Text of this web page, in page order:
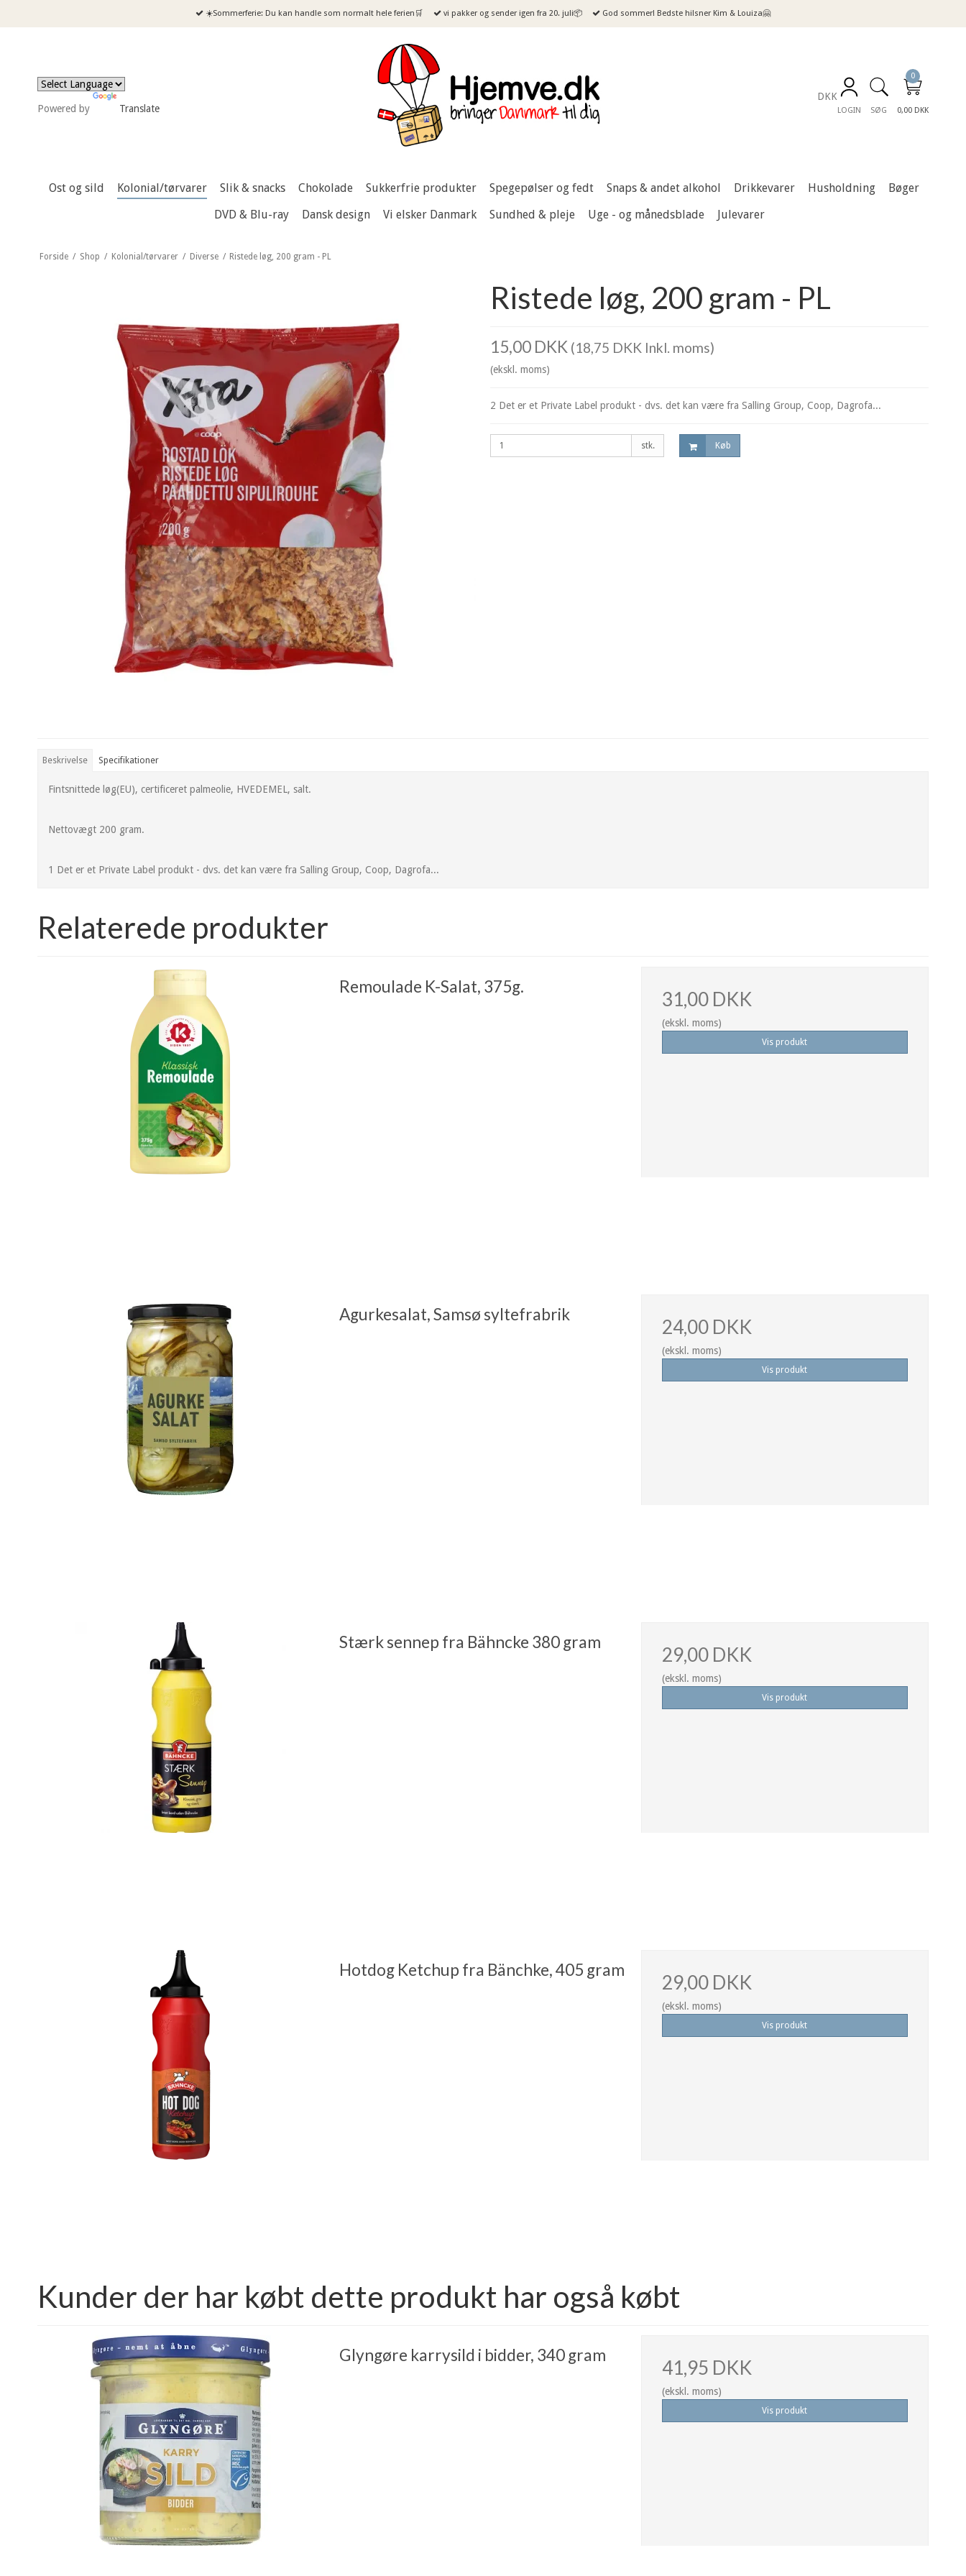
☀️Sommerferie: Du kan handle som normalt hele ferien🛒 vi pakker og sender igen fra 20. juli📦 God sommer! Bedste hilsner Kim & Louiza🤗
Powered by Translate
DKK
LOGIN SØG
0
0,00 DKK
Ost og sild Kolonial/tørvarer Slik & snacks Chokolade Sukkerfrie produkter Spegepølser og fedt Snaps & andet alkohol Drikkevarer Husholdning
Bøger
DVD & Blu-ray
Dansk design Vi elsker Danmark Sundhed & pleje Uge - og månedsblade Julevarer
Forside / Shop / Kolonial/tørvarer / Diverse / Ristede løg, 200 gram - PL
Ristede løg, 200 gram - PL
15,00 DKK (18,75 DKK Inkl. moms)
(ekskl. moms)
2 Det er et Private Label produkt - dvs. det kan være fra Salling Group, Coop, Dagrofa...
stk. Køb
Beskrivelse Specifikationer
Fintsnittede løg(EU), certificeret palmeolie, HVEDEMEL, salt.
Nettovægt 200 gram.
1 Det er et Private Label produkt - dvs. det kan være fra Salling Group, Coop, Dagrofa...
Relaterede produkter
Remoulade K-Salat, 375g.
31,00 DKK
(ekskl. moms)
Vis produkt
Agurkesalat, Samsø syltefrabrik
24,00 DKK
(ekskl. moms)
Vis produkt
Stærk sennep fra Bähncke 380 gram
29,00 DKK
(ekskl. moms)
Vis produkt
Hotdog Ketchup fra Bänchke, 405 gram
29,00 DKK
(ekskl. moms)
Vis produkt
Kunder der har købt dette produkt har også købt
Glyngøre karrysild i bidder, 340 gram
41,95 DKK
(ekskl. moms)
Vis produkt